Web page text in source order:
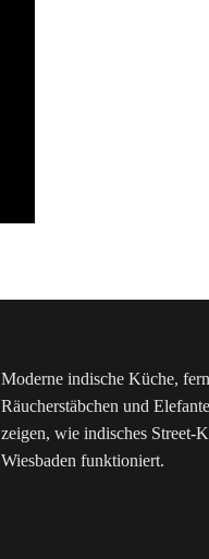
Moderne indische Küche,
Räucherstäbchen und
zeigen, wie indisches Street-
Wiesbaden funktioniert.